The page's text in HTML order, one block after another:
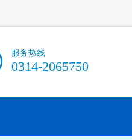
服务热线
0314-2065750